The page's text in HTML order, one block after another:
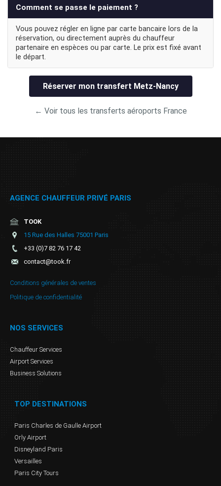
Comment se passe le paiement ?
Vous pouvez régler en ligne par carte bancaire lors de la
réservation, ou directement auprès du chauffeur
partenaire en espèces ou par carte. Le prix est fixé avant
le départ.
Réserver mon transfert Metz-Nancy
← Voir tous les transferts aéroports France
AGENCE CHAUFFEUR PRIVÉ PARIS
TOOK
15 Rue des Halles 75001 Paris
+33 (0)7 82 76 17 42
contact@took.fr
Conditions générales de ventes
Politique de confidentialité
NOS SERVICES
Chauffeur Services
Airport Services
Business Solutions
TOP DESTINATIONS
Paris Charles de Gaulle Airport
Orly Airport
Disneyland Paris
Versailles
Paris City Tours